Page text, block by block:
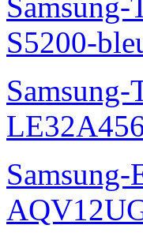
S5200-